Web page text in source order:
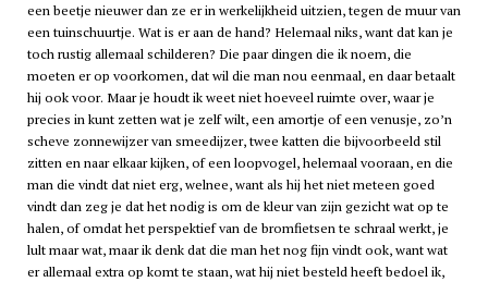
een beetje nieuwer dan ze er in werkelijkheid uitzien, tegen de muur van
een tuinschuurtje. Wat is er aan de hand? Helemaal niks, want dat kan je
toch rustig allemaal schilderen? Die paar dingen die ik noem, die
moeten er op voorkomen, dat wil die man nou eenmaal, en daar betaalt
hij ook voor. Maar je houdt ik weet niet hoeveel ruimte over, waar je
precies in kunt zetten wat je zelf wilt, een amortje of een venusje, zo’n
scheve zonnewijzer van smeedijzer, twee katten die bijvoorbeeld stil
zitten en naar elkaar kijken, of een loopvogel, helemaal vooraan, en die
man die vindt dat niet erg, welnee, want als hij het niet meteen goed
vindt dan zeg je dat het nodig is om de kleur van zijn gezicht wat op te
halen, of omdat het perspektief van de bromfietsen te schraal werkt, je
lult maar wat, maar ik denk dat die man het nog fijn vindt ook, want wat
er allemaal extra op komt te staan, wat hij niet besteld heeft bedoel ik,